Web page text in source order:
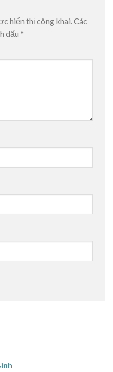
hiển thị công khai.Các
dấu *